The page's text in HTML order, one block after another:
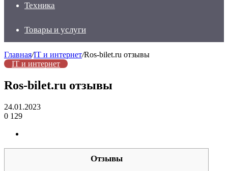
Техника
Товары и услуги
Главная/IT и интернет/Ros-bilet.ru отзывы
IT и интернет
Ros-bilet.ru отзывы
24.01.2023
0 129
Отзывы